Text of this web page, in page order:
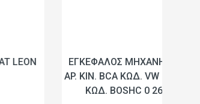
ΕΓΚΕΦΑΛΟΣ ΜΗΧΑΝΗΣ VW 1400CC
AP. ΚΙΝ. BCA KΩΔ. VW 036 906 032 AF
ΚΩΔ. BOSHC 0 261 208 043.